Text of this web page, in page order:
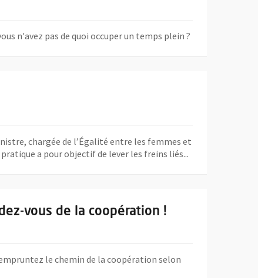
n'avez pas de quoi occuper un temps plein ?
chargée de l’Égalité entre les femmes et
a pour objectif de lever les freins liés...
vous de la coopération !
le chemin de la coopération selon